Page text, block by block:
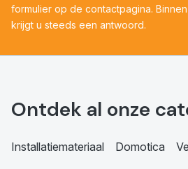
formulier op de contactpagina.
krijgt u steeds een antwoord.
Ontdek al onze
Installatiemateriaal Domotica